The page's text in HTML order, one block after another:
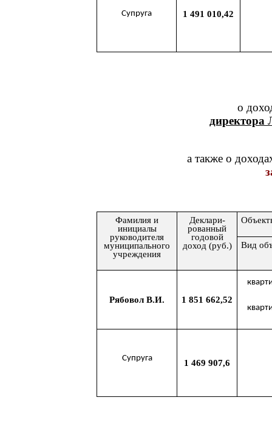
Супруга 1 491 010,42
о
директора
а также о
Фамилия и
инициалы
руководителя
муниципального
учреждения
Деклари-
рованный
годовой
доход (руб.)
Вид
Рябовол В.И. 1 851 662,52
Супруга 1 469 907,6